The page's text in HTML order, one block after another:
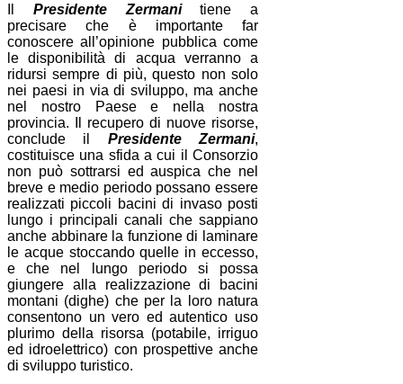
Presidente Zermanitiene a
precisare che è importante far
conoscere all’opinione pubblica come
le disponibilità di acqua verranno a
ridursi sempre di più, questo non solo
nei paesi in via di sviluppo, ma anche
nel nostro Paese e nella nostra
provincia. Il recupero di nuove risorse,
conclude il Presidente Zermani,
costituisce una sfida a cui il Consorzio
non può sottrarsi ed auspica che nel
breve e medio periodo possano essere
realizzati piccoli bacini di invaso posti
lungo i principali canali che sappiano
anche abbinare la funzione di laminare
le acque stoccando quelle in eccesso,
e che nel lungo periodo si possa
giungere alla realizzazione di bacini
montani (dighe) che per la loro natura
consentono un vero ed autentico uso
plurimo della risorsa (potabile, irriguo
ed idroelettrico) con prospettive anche
di sviluppo turistico.